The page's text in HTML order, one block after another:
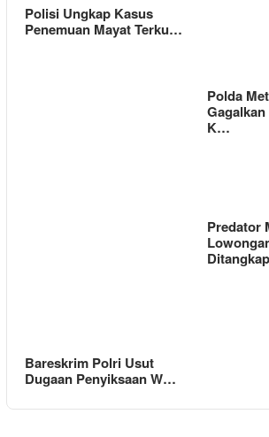
Polisi Ungkap Kasus
Penemuan Mayat Terku…
Polda
K…
Bareskrim Polri Usut
Dugaan Penyiksaan W…
Predator